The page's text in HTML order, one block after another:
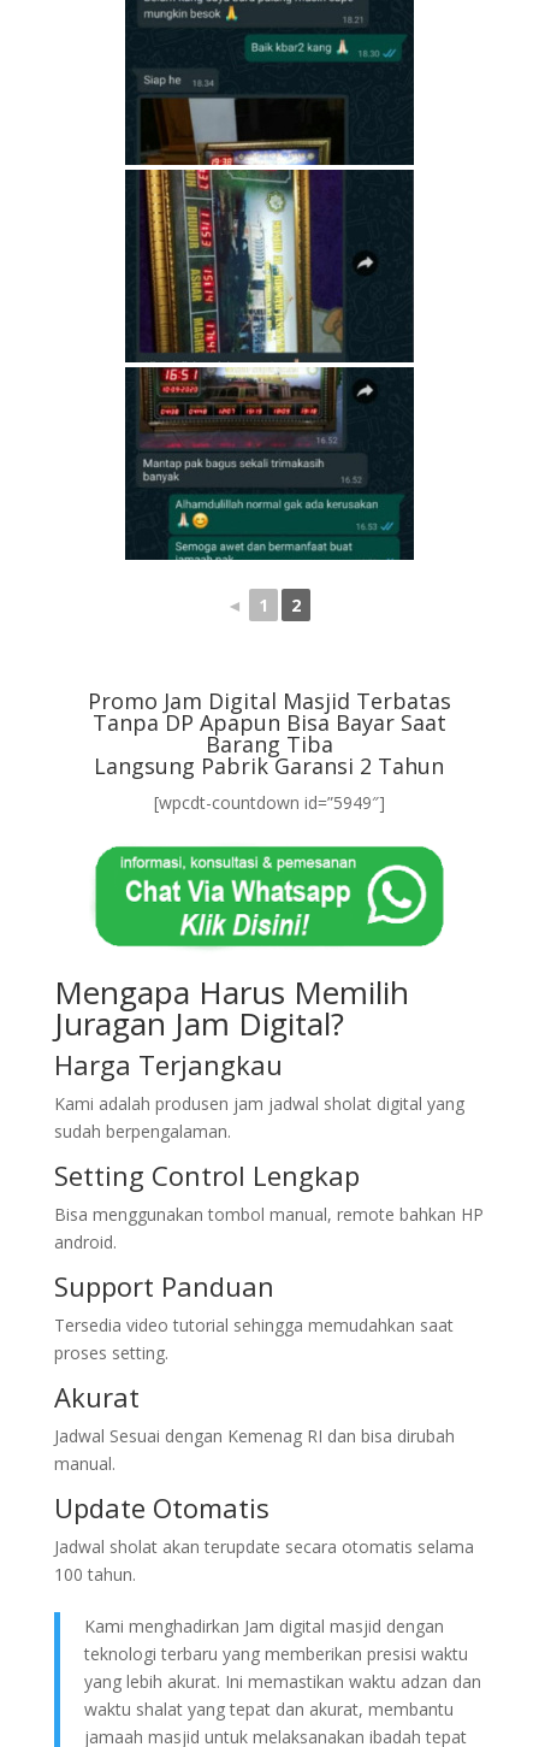
◄ 1 2
Promo Jam Digital Masjid Terbatas
Tanpa DP Apapun Bisa Bayar Saat
Barang Tiba
Langsung Pabrik Garansi 2 Tahun
[wpcdt-countdown id=”5949″]
Mengapa Harus Memilih
Juragan Jam Digital?
Harga Terjangkau
Kami adalah produsen jam jadwal sholat digital yang
sudah berpengalaman.
Setting Control Lengkap
Bisa menggunakan tombol manual, remote bahkan HP
android.
Support Panduan
Tersedia video tutorial sehingga memudahkan saat
proses setting.
Akurat
Jadwal Sesuai dengan Kemenag RI dan bisa dirubah
manual.
Update Otomatis
Jadwal sholat akan terupdate secara otomatis selama
100 tahun.
Kami menghadirkan Jam digital masjid dengan
teknologi terbaru yang memberikan presisi waktu
yang lebih akurat. Ini memastikan waktu adzan dan
waktu shalat yang tepat dan akurat, membantu
jamaah masjid untuk melaksanakan ibadah tepat